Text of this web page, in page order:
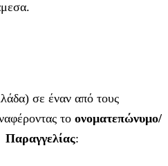
σε έναν από τους
το ονοματεπώνυμο/
Παραγγελίας: